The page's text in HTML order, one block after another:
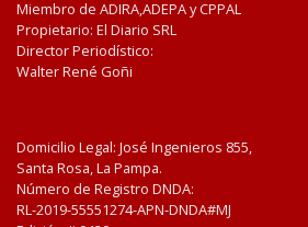
Miembro de ADIRA,ADEPA y CPPAL
Propietario: El Diario SRL
Director Periodístico:
Walter René Goñi
Domicilio Legal: José Ingenieros 855,
Santa Rosa, La Pampa.
Número de Registro DNDA:
RL-2019-55551274-APN-DNDA#MJ